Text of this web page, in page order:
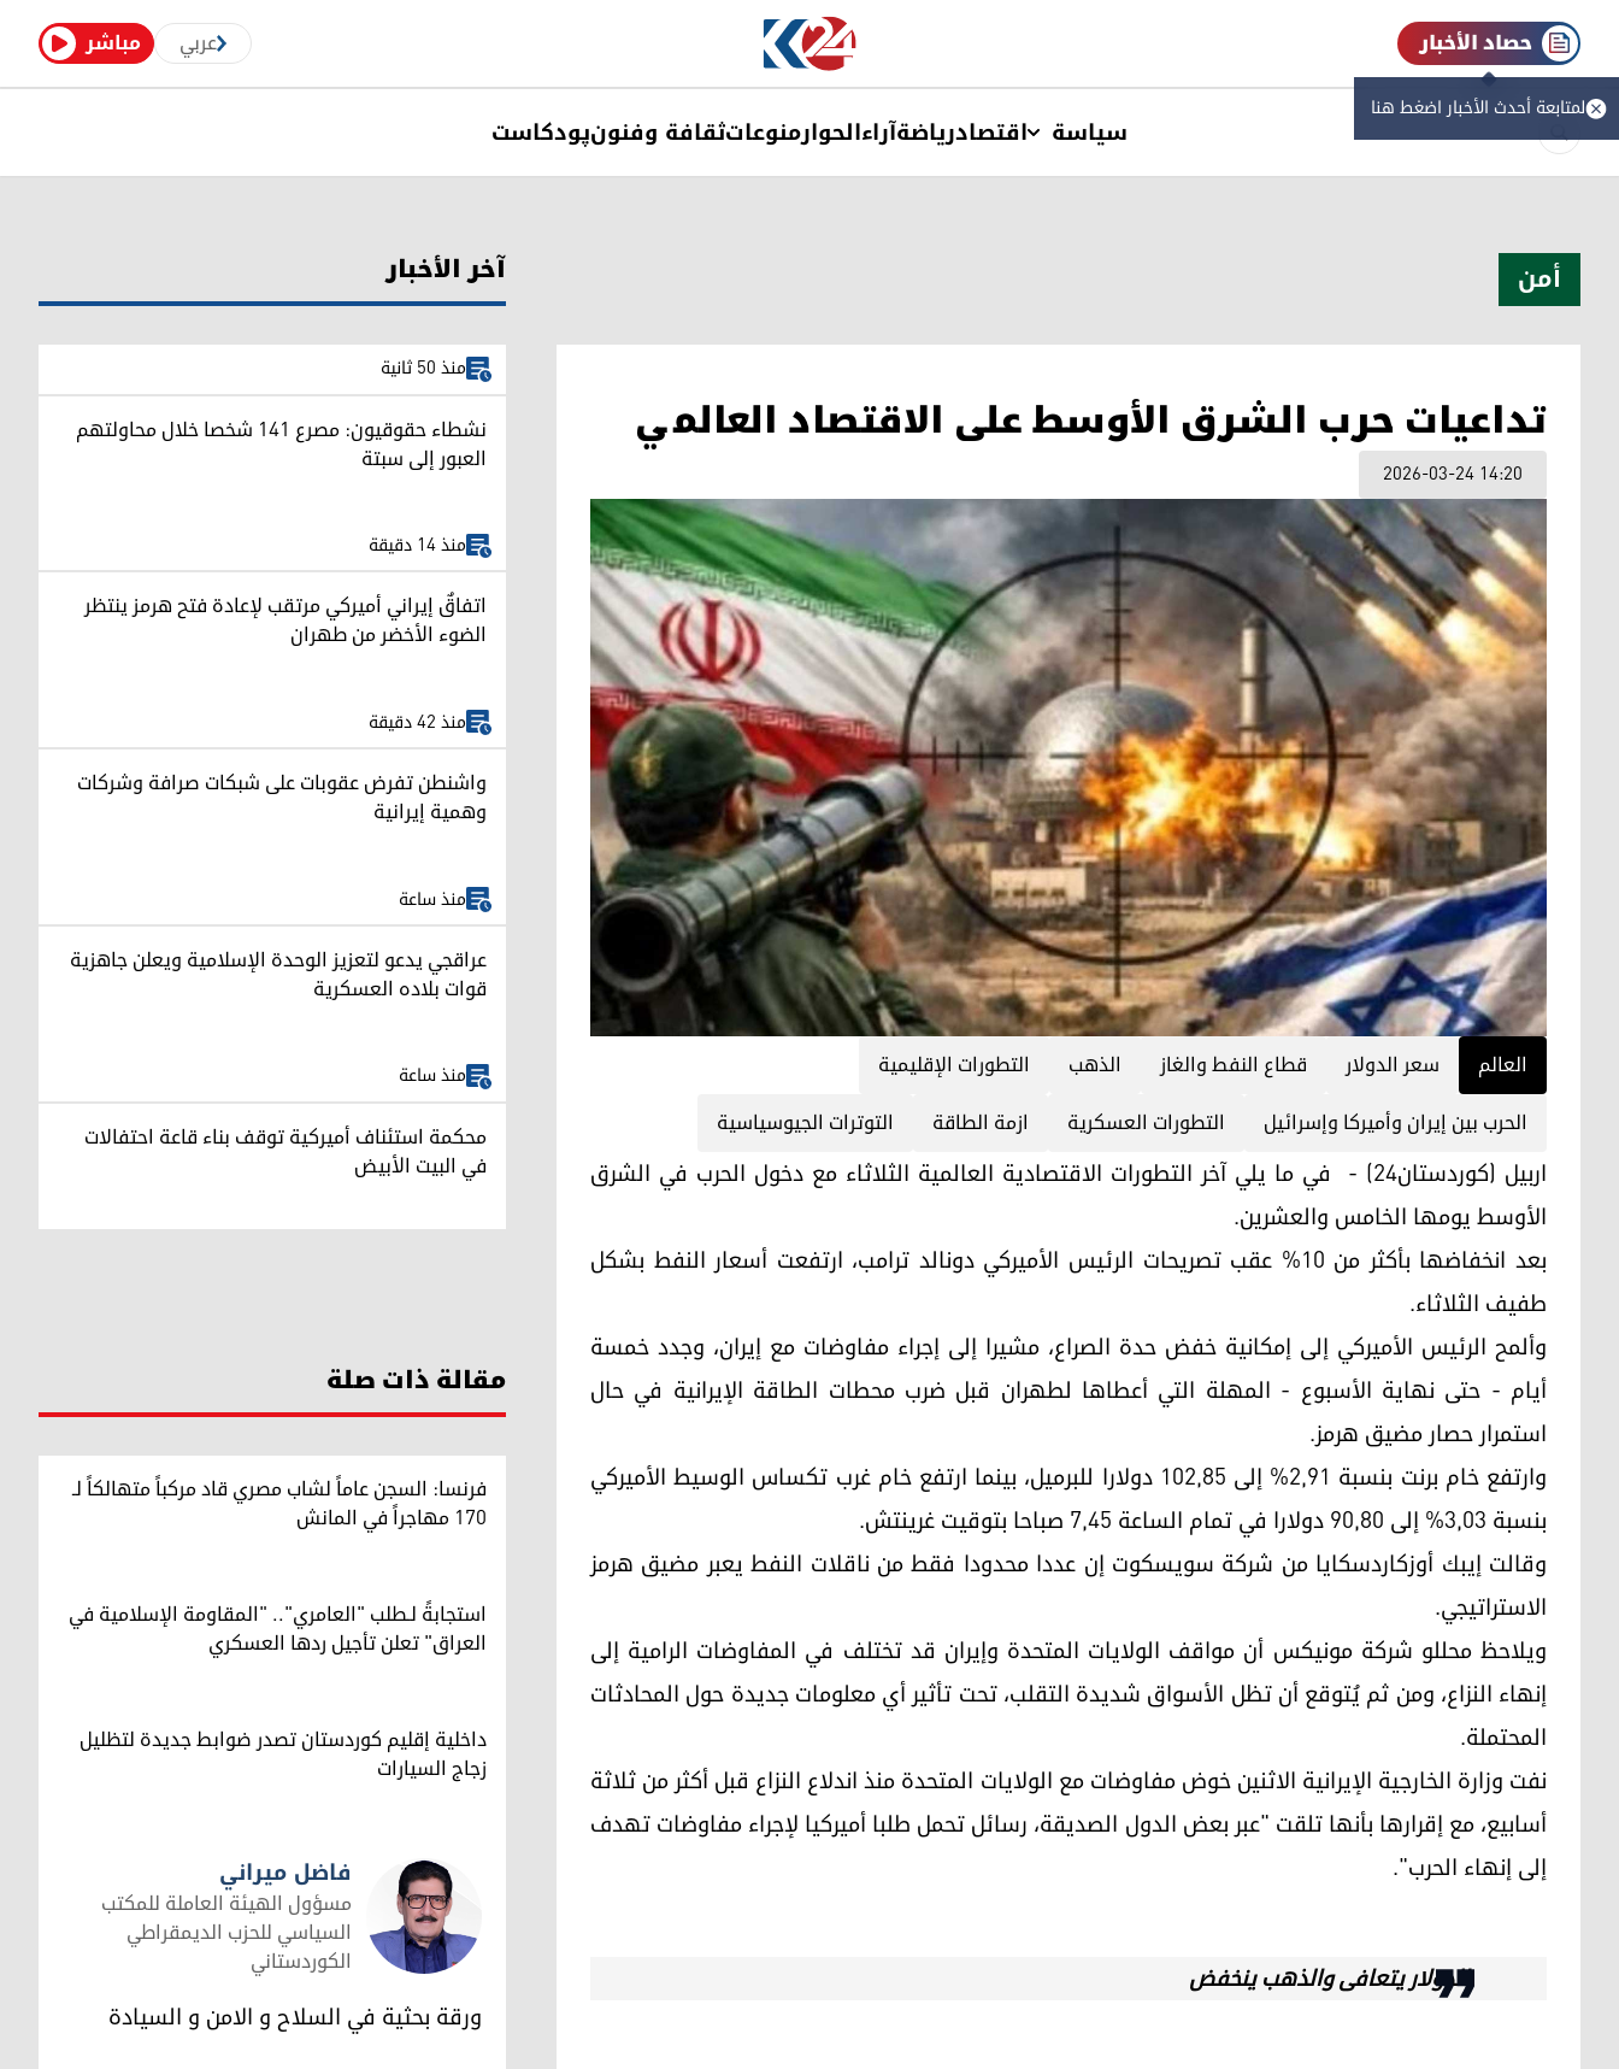
مباشر عربي حصاد الأخبار
لمتابعة أحدث الأخبار اضغط هنا
سیاسة اقتصادریاضةآراءالحوارمنوعاتثقافة وفنونپودکاست
أمن
تداعيات حرب الشرق الأوسط على الاقتصاد العالمي
2026-03-24 14:20
العالم سعر الدولار قطاع النفط والغاز الذهب
التطورات الإقليمية
الحرب بين إيران وأميركا وإسرائيل
التطورات العسكرية ازمة الطاقة التوترات الجيوسياسية
اربيل (كوردستان24) - في ما يلي آخر التطورات الاقتصادية العالمية الثلاثاء مع دخول الحرب في الشرق
الأوسط يومها الخامس والعشرين.
بعد انخفاضها بأكثر من 10% عقب تصريحات الرئيس الأميركي دونالد ترامب، ارتفعت أسعار النفط بشكل
طفيف الثلاثاء.
وألمح الرئيس الأميركي إلى إمكانية خفض حدة الصراع، مشيرا إلى إجراء مفاوضات مع إيران، وجدد خمسة
أيام - حتى نهاية الأسبوع - المهلة التي أعطاها لطهران قبل ضرب محطات الطاقة الإيرانية في حال
استمرار حصار مضيق هرمز.
وارتفع خام برنت بنسبة 2,91% إلى 102,85 دولارا للبرميل، بينما ارتفع خام غرب تكساس الوسيط الأميركي
بنسبة 3,03% إلى 90,80 دولارا في تمام الساعة 7,45 صباحا بتوقيت غرينتش.
وقالت إيبك أوزكاردسكايا من شركة سويسكوت إن عددا محدودا فقط من ناقلات النفط يعبر مضيق هرمز
الاستراتيجي.
ويلاحظ محللو شركة مونيكس أن مواقف الولايات المتحدة وإيران قد تختلف في المفاوضات الرامية إلى
إنهاء النزاع، ومن ثم يُتوقع أن تظل الأسواق شديدة التقلب، تحت تأثير أي معلومات جديدة حول المحادثات
المحتملة.
نفت وزارة الخارجية الإيرانية الاثنين خوض مفاوضات مع الولايات المتحدة منذ اندلاع النزاع قبل أكثر من ثلاثة
أسابيع، مع إقرارها بأنها تلقت "عبر بعض الدول الصديقة، رسائل تحمل طلبا أميركيا لإجراء مفاوضات تهدف
إلى إنهاء الحرب".
الدولار يتعافى والذهب ينخفض
آخر الأخبار
منذ 50 ثانية
نشطاء حقوقيون: مصرع 141 شخصا خلال محاولتهم
العبور إلى سبتة
منذ 14 دقيقة
اتفاقٌ إيراني أميركي مرتقب لإعادة فتح هرمز ينتظر
الضوء الأخضر من طهران
منذ 42 دقيقة
واشنطن تفرض عقوبات على شبكات صرافة وشركات
وهمية إيرانية
منذ ساعة
عراقجي يدعو لتعزيز الوحدة الإسلامية ويعلن جاهزية
قوات بلاده العسكرية
منذ ساعة
محكمة استئناف أميركية توقف بناء قاعة احتفالات
في البيت الأبيض
مقالة ذات صلة
فرنسا: السجن عاماً لشاب مصري قاد مركباً متهالكاً لـ
170 مهاجراً في المانش
استجابةً لـطلب "العامري".. "المقاومة الإسلامية في
العراق" تعلن تأجيل ردها العسكري
داخلية إقليم كوردستان تصدر ضوابط جديدة لتظليل
زجاج السيارات
فاضل ميراني
فاضل ميراني
مسؤول الهيئة العاملة للمكتب
السياسي للحزب الديمقراطي
الكوردستاني
ورقة بحثية في السلاح و الامن و السيادة